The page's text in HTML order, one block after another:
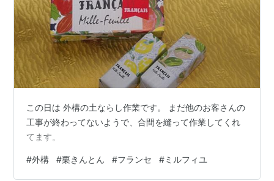
この日は 外構の土ならし作業です。 まだ他のお客さんの
工事が終わってないようで、合間を縫って作業してくれ
てます。
#外構 #栗きんとん #フランセ #ミルフィユ